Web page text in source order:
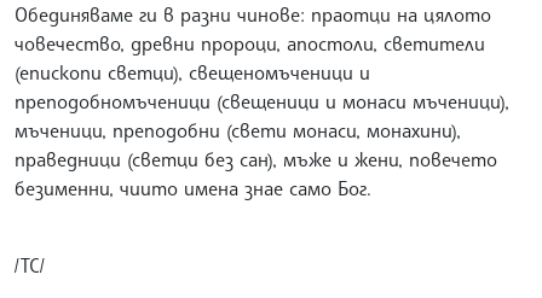
Обединяваме ги в разни чинове: праотци на цялото
човечество, древни пророци, апостоли, светители
(епископи светци), свещеномъченици и
преподобномъченици (свещеници и монаси мъченици),
мъченици, преподобни (свети монаси, монахини),
праведници (светци без сан), мъже и жени, повечето
безименни, чиито имена знае само Бог.
/ТС/